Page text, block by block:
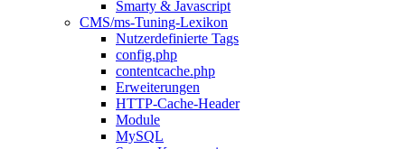
Smarty & Javascript
CMS/ms-Tuning-Lexikon
Nutzerdefinierte Tags
config.php
contentcache.php
Erweiterungen
HTTP-Cache-Header
Module
MySQL